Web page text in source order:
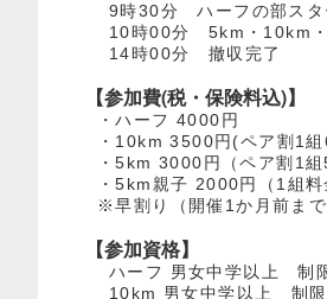
9時30分 ハーフの部スタ
10時00分 5km・10km・
14時00分 撤収完了
【参加費(税・保険料込)】
・ハーフ 4000円
・10km 3500円(ペア割1
・5km 3000円（ペア割1組
・5km親子 2000円（1組料
※早割り（開催1か月前ま
【参加資格】
ハーフ 男女中学以上 制
10km 男女中学以上 制限